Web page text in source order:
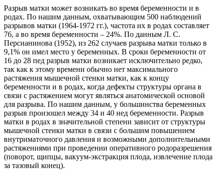
Разрыв матки может возникать во время беременности и в
родах. По нашим данным, охватывающим 500 наблюдений
разрывов матки (1964-1972 гг.), частота их в родах составляет
76, а во время беременности – 24%. По данным Л. С.
Персианинова (1952), из 262 случаев разрыва матки только в
9,1% он имел место у беременных. В сроки беременности от
16 до 28 пед разрыв матки возникает исключительно редко,
так как к этому времени обычно нет максимального
растяжения мышечной стенки матки, как к концу
беременности и в родах, когда дефекты структуры органа в
связи с растяжением могут являться анатомической основой
для разрыва. По нашим данным, у большинства беременных
разрыв произошел между 34 и 40 нед беременности. Разрыв
матки в родах в значительной степени зависит от структуры
мышечной стенки матки в связи с большим повышением
внутриматочного давления и возможными дополнительными
растяжениями при проведении оперативного родоразрешения
(поворот, щипцы, вакуум-экстракция плода, извлечение плода
за тазовый конец).